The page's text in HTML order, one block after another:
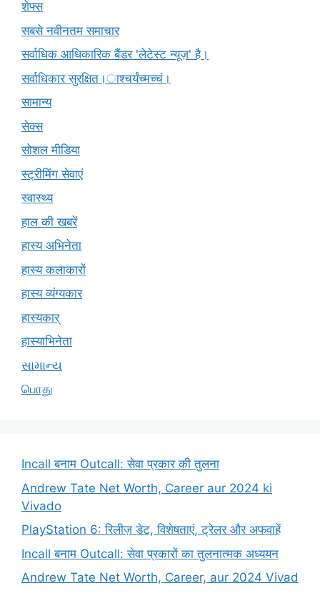
शेफ्स
सबसे नवीनतम समाचार
सर्वाधिक आधिकारिक बैंडर 'लेटेस्ट न्यूज़' है।
सर्वाधिकार सुरक्षित।ाश्चर्यंच्मच्चं।
सामान्य
सेक्स
सोशल मीडिया
स्ट्रीमिंग सेवाएं
स्वास्थ्य
हाल की खबरें
हास्य अभिनेता
हास्य कलाकारों
हास्य व्यंग्यकार
हास्यकार्
हास्याभिनेता
સામાન્ય
பொது
Incall बनाम Outcall: सेवा प्रकार की तुलना
Andrew Tate Net Worth, Career aur 2024 ki
Vivado
PlayStation 6: रिलीज़ डेट, विशेषताएं, ट्रेलर और अफवाहें
Incall बनाम Outcall: सेवा प्रकारों का तुलनात्मक अध्ययन
Andrew Tate Net Worth, Career, aur 2024 Vivad